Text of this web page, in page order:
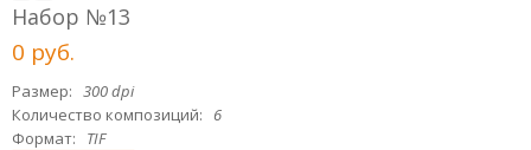
Набор №13
0 руб.
Размер: 300 dpi
Количество композиций:
6
Формат:
TIF